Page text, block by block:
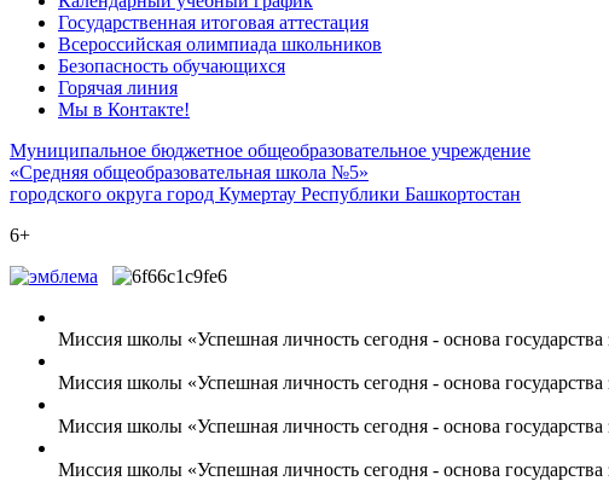
Государственная итоговая аттестация
Всероссийская олимпиада школьников
Безопасность обучающихся
Горячая линия
Мы в Контакте!
Муниципальное бюджетное общеобразовательное учреждение
«Средняя общеобразовательная школа №5»
городского округа город Кумертау Республики Башкортостан
6+
Миссия школы «Успешная личность сегодня - основа государства
Миссия школы «Успешная личность сегодня - основа государства
Миссия школы «Успешная личность сегодня - основа государства
Миссия школы «Успешная личность сегодня - основа государства